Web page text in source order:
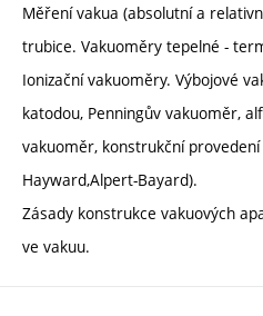
Měření vakua (absolutní a
trubice. Vakuoměry tepelné -
Ionizační vakuoměry. Výbojové
katodou, Penningův vakuoměr,
vakuoměr, konstrukční
Hayward,Alpert-Bayard).
Zásady konstrukce vakuových
ve vakuu.